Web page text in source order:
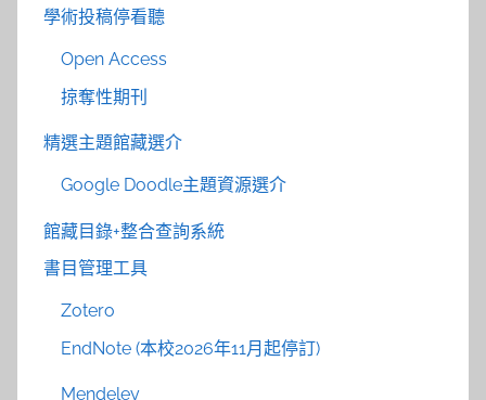
學術投稿停看聽
Open Access
掠奪性期刊
精選主題館藏選介
Google Doodle主題資源選介
館藏目錄+整合查詢系統
書目管理工具
Zotero
EndNote (本校2026年11月起停訂)
Mendeley